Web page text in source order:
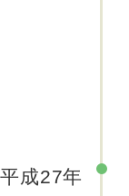
平成27年